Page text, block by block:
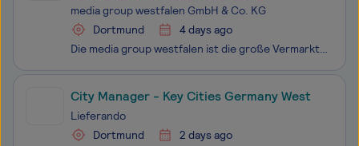
media group westfalen GmbH & Co. KG
Dortmund
4 days ago
Die media group westfalen ist die große Vermarktungsallianz der vier Medienhäuser im Herzen Westfalens: Lensing Media, Medienhaus Bauer, rubens und temmingmedia. Das digitale Portfolio umfasst neben den wachstumsstarken Tageszeitungsportalen und E-Paper auch das Reichweitenportal RUHR24 inklusive de
City Manager - Key Cities Germany West
Lieferando
Dortmund
2 days ago